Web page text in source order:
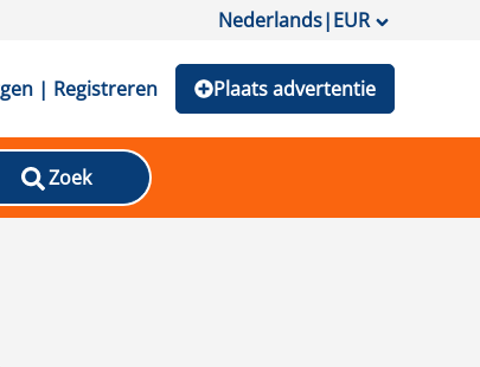
Nederlands|EUR
| Registreren Plaats advertentie
Zoek